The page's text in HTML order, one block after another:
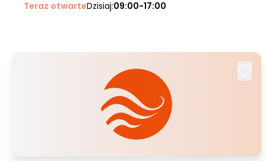
Teraz otwarteDzisiaj:09:00-17:00